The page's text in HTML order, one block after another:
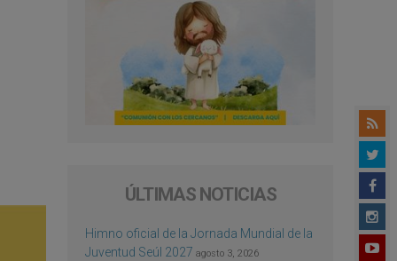
ÚLTIMAS NOTICIAS
Himno oficial de la Jornada Mundial de la
Juventud Seúl 2027 agosto 3, 2026